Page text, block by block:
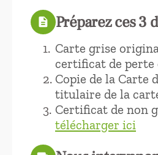
description Préparez ces 3
Carte grise
certificat de perte
Copie de la Carte
titulaire de la
Certificat de non
télécharger ici